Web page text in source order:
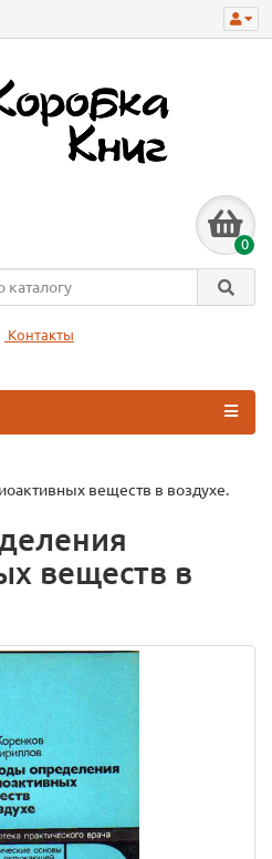
0
Контакты
веществ в воздухе.
веществ в